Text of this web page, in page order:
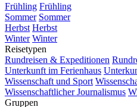
Frühling Frühling
Sommer Sommer
Herbst Herbst
Winter Winter
Reisetypen
Rundreisen & Expeditionen
Unterkunft im Ferienhaus
Wissenschaft und Sport
Wissenschaftlicher Journalismus
Gruppen